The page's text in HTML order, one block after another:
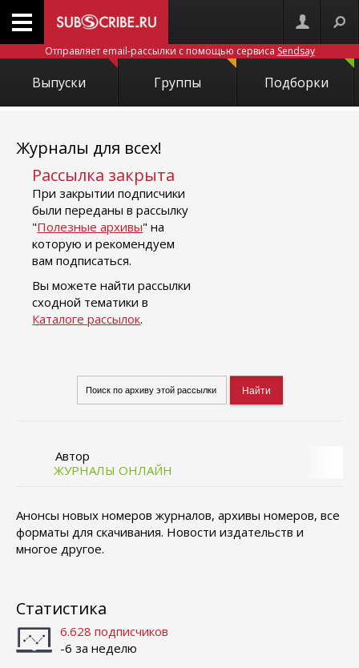
Отправляет email-рассылки с помощью сервиса Sendsay
Выпуски Группы Подборки
Журналы для всех!
Рассылка закрыта
При закрытии подписчики
были переданы в рассылку
"Полезные архивы" на
которую и рекомендуем
вам подписаться.
Вы можете найти рассылки
сходной тематики в
Каталоге рассылок.
Автор
ЖУРНАЛЫ ОНЛАЙН
Анонсы новых номеров журналов, архивы номеров, все
форматы для скачивания. Новости издательств и
многое другое.
Статистика
6.628 подписчиков
-6 за неделю